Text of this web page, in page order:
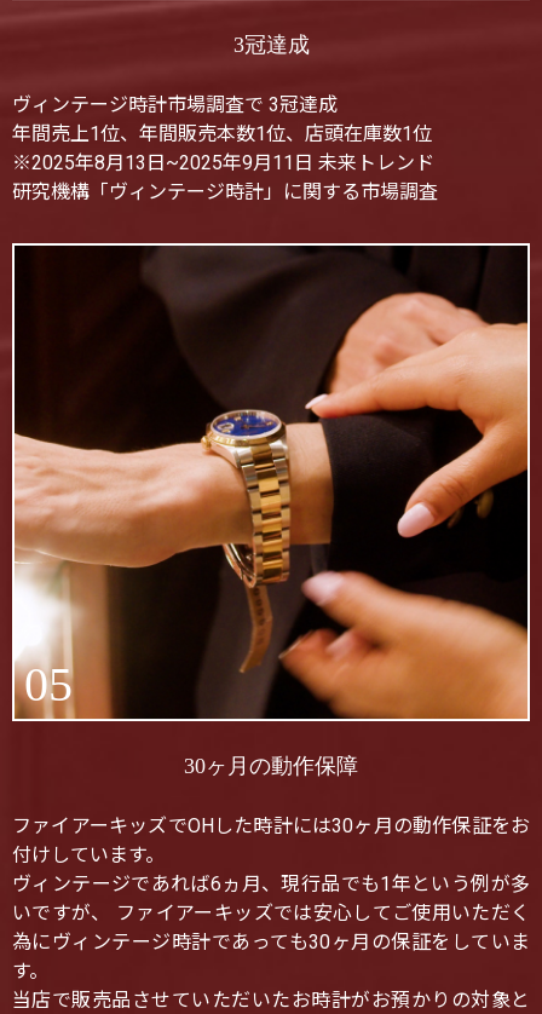
3冠達成
ヴィンテージ時計市場調査で 3冠達成
年間売上1位、年間販売本数1位、店頭在庫数1位
※2025年8月13日~2025年9月11日 未来トレンド
研究機構「ヴィンテージ時計」に関する市場調査
05
30ヶ月の動作保障
ファイアーキッズでOHした時計には30ヶ月の動作保証をお
付けしています。
ヴィンテージであれば6ヵ月、現行品でも1年という例が多
いですが、 ファイアーキッズでは安心してご使用いただく
為にヴィンテージ時計であっても30ヶ月の保証をしていま
す。
当店で販売品させていただいたお時計がお預かりの対象と